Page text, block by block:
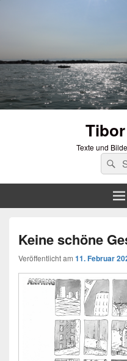
Texte und
nach:
Keine schöne
Veröffentlicht am 11. Februar